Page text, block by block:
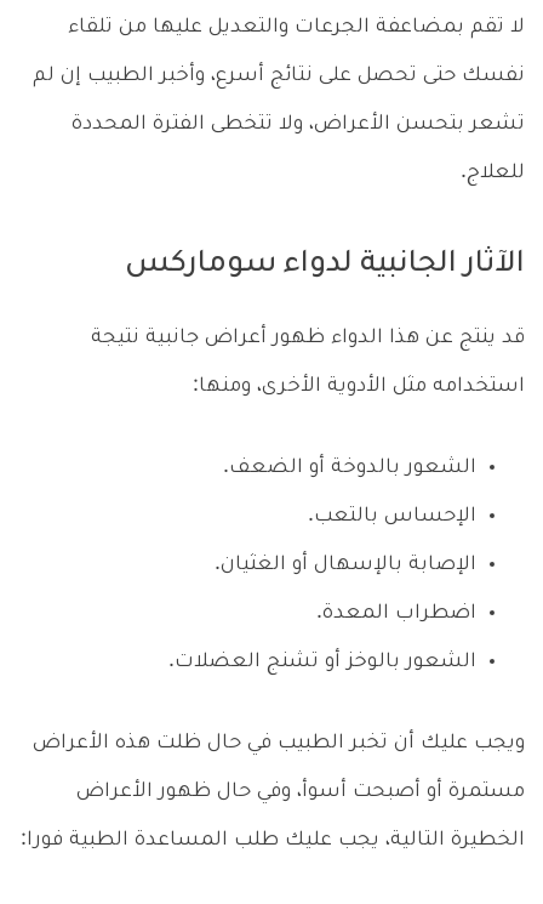
لا تقم بمضاعفة الجرعات والتعديل عليها من تلقاء
نفسك حتى تحصل على نتائج أسرع، وأخبر الطبيب إن لم
تشعر بتحسن الأعراض، ولا تتخطى الفترة المحددة
للعلاج.
الآثار الجانبية لدواء سوماركس
قد ينتج عن هذا الدواء ظهور أعراض جانبية نتيجة
استخدامه مثل الأدوية الأخرى، ومنها:
الشعور بالدوخة أو الضعف.
الإحساس بالتعب.
الإصابة بالإسهال أو الغثيان.
اضطراب المعدة.
الشعور بالوخز أو تشنج العضلات.
ويجب عليك أن تخبر الطبيب في حال ظلت هذه الأعراض
مستمرة أو أصبحت أسوأ، وفي حال ظهور الأعراض
الخطيرة التالية، يجب عليك طلب المساعدة الطبية فورا: